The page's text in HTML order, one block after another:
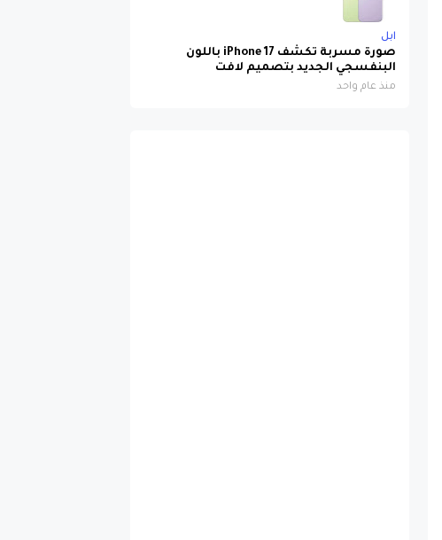
ابل
صورة مسربة تكشف iPhone 17 باللون
البنفسجي الجديد بتصميم لافت
منذ عام واحد